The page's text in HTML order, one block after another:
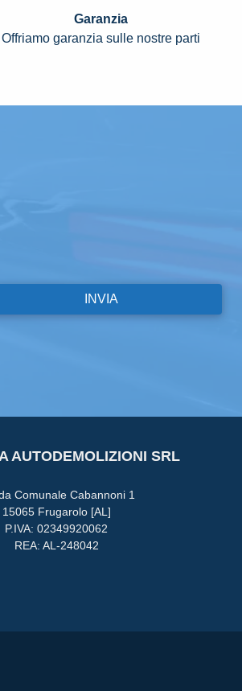
Garanzia
Offriamo garanzia sulle nostre parti
AUTODEMOLIZIONI SRL
Comunale Cabannoni 1
15065 Frugarolo [AL]
P.IVA: 02349920062
REA: AL-248042